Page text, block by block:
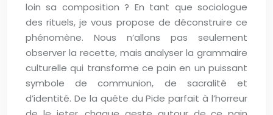
loin sa composition ? En tant que sociologue
des rituels, je vous propose de déconstruire ce
phénomène. Nous n’allons pas seulement
observer la recette, mais analyser la grammaire
culturelle qui transforme ce pain en un puissant
symbole de communion, de sacralité et
d’identité. De la quête du Pide parfait à l’horreur